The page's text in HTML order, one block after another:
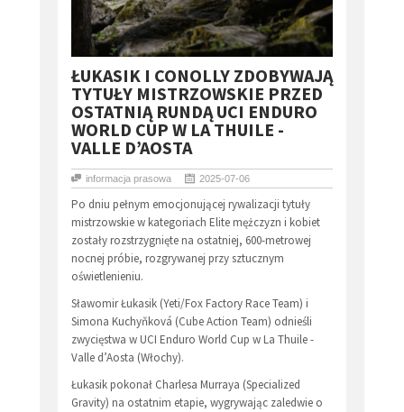
ŁUKASIK I CONOLLY ZDOBYWAJĄ
TYTUŁY MISTRZOWSKIE PRZED
OSTATNIĄ RUNDĄ UCI ENDURO
WORLD CUP W LA THUILE -
VALLE D’AOSTA
informacja prasowa 2025-07-06
Po dniu pełnym emocjonującej rywalizacji tytuły
mistrzowskie w kategoriach Elite mężczyzn i kobiet
zostały rozstrzygnięte na ostatniej, 600-metrowej
nocnej próbie, rozgrywanej przy sztucznym
oświetlenieniu.
Sławomir Łukasik (Yeti/Fox Factory Race Team) i
Simona Kuchyňková (Cube Action Team) odnieśli
zwycięstwa w UCI Enduro World Cup w La Thuile -
Valle d’Aosta (Włochy).
Łukasik pokonał Charlesa Murraya (Specialized
Gravity) na ostatnim etapie, wygrywając zaledwie o